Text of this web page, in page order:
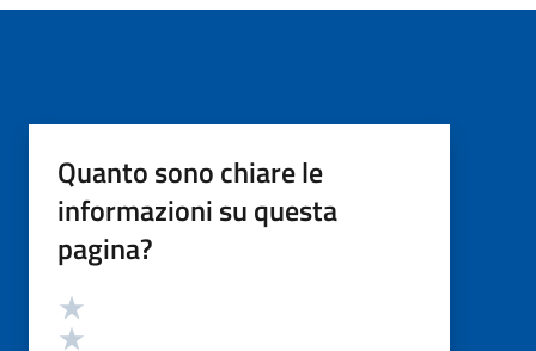
Quanto sono chiare le
informazioni su questa
pagina?
Valutazione